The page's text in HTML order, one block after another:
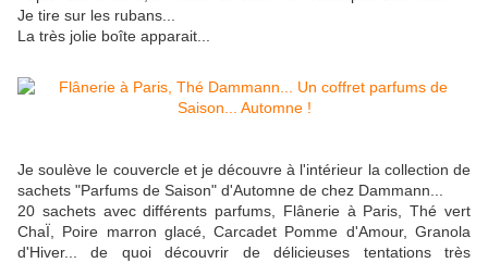
Je tire sur les rubans...
La très jolie boîte apparait...
Je soulève le couvercle et je découvre à l'intérieur la collection de
sachets "Parfums de Saison" d'Automne de chez Dammann...
20 sachets avec différents parfums, Flânerie à Paris, Thé vert
ChaÏ, Poire marron glacé, Carcadet Pomme d'Amour, Granola
d'Hiver... de quoi découvrir de délicieuses tentations très